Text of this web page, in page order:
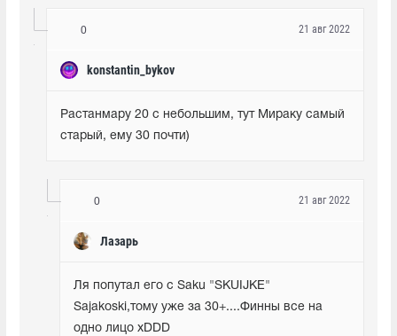
0
konstantin_bykov
21 авг 2022
Растанмару 20 с небольшим, тут Мираку самый
старый, ему 30 почти)
0
Лазарь
21 авг 2022
Ля попутал его с Saku "SKUIJKE"
Sajakoski,тому уже за 30+....Финны все на
одно лицо xDDD